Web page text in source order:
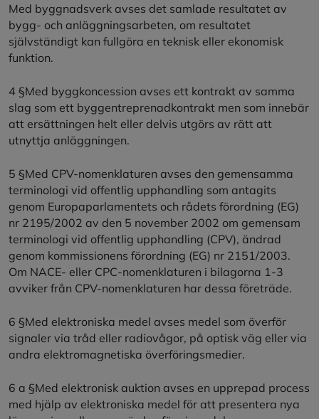
Med byggnadsverk avses det samlade resultatet av
bygg- och anläggningsarbeten, om resultatet
självständigt kan fullgöra en teknisk eller ekonomisk
funktion.
4 §Med byggkoncession avses ett kontrakt av samma
slag som ett byggentreprenadkontrakt men som innebär
att ersättningen helt eller delvis utgörs av rätt att
utnyttja anläggningen.
5 §Med CPV-nomenklaturen avses den gemensamma
terminologi vid offentlig upphandling som antagits
genom Europaparlamentets och rådets förordning (EG)
nr 2195/2002 av den 5 november 2002 om gemensam
terminologi vid offentlig upphandling (CPV), ändrad
genom kommissionens förordning (EG) nr 2151/2003.
Om NACE- eller CPC-nomenklaturen i bilagorna 1-3
avviker från CPV-nomenklaturen har dessa företräde.
6 §Med elektroniska medel avses medel som överför
signaler via tråd eller radiovågor, på optisk väg eller via
andra elektromagnetiska överföringsmedier.
6 a §Med elektronisk auktion avses en upprepad process
med hjälp av elektroniska medel för att presentera nya